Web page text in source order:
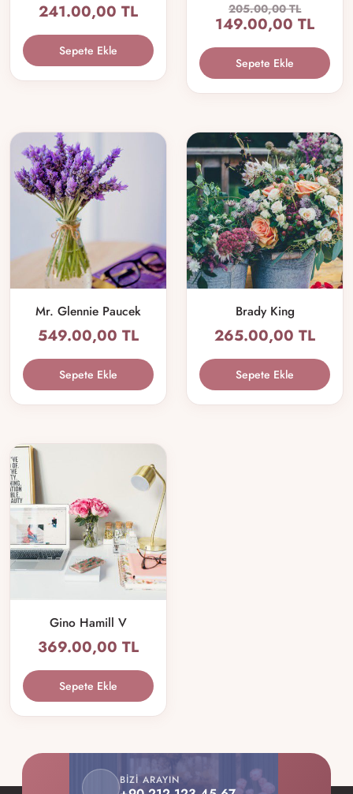
241.00,00 TL
Sepete Ekle
205.00,00 TL
149.00,00 TL
Sepete Ekle
Mr. Glennie Paucek
549.00,00 TL
Sepete Ekle
Brady King
265.00,00 TL
Sepete Ekle
Gino Hamill V
369.00,00 TL
Sepete Ekle
BIZI ARAYIN